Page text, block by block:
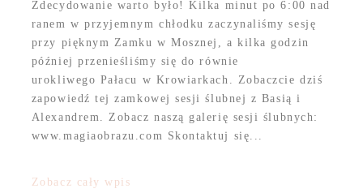
Zdecydowanie warto było! Kilka minut po 6:00 nad
ranem w przyjemnym chłodku zaczynaliśmy sesję
przy pięknym Zamku w Mosznej, a kilka godzin
później przenieśliśmy się do równie
urokliwego Pałacu w Krowiarkach. Zobaczcie dziś
zapowiedź tej zamkowej sesji ślubnej z Basią i
Alexandrem. Zobacz naszą galerię sesji ślubnych:
www.magiaobrazu.com Skontaktuj się...
Zobacz cały wpis